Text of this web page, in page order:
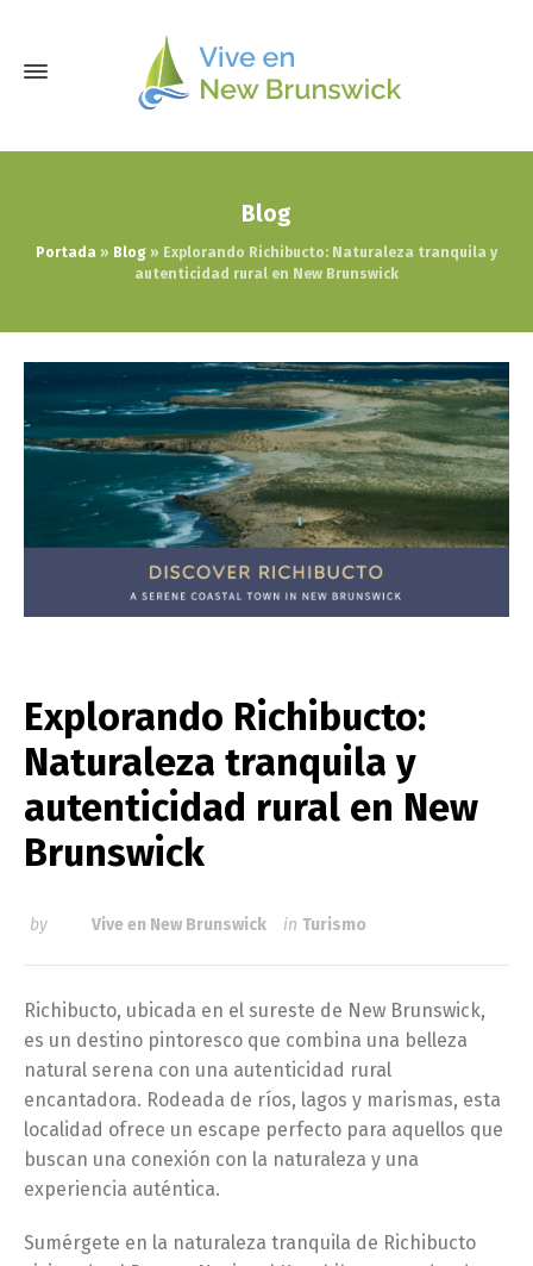
Blog
Portada » Blog » Explorando Richibucto: Naturaleza tranquila y
autenticidad rural en New Brunswick
Explorando Richibucto:
Naturaleza tranquila y
autenticidad rural en New
Brunswick
by Vive en New Brunswick in Turismo
Richibucto, ubicada en el sureste de New Brunswick,
es un destino pintoresco que combina una belleza
natural serena con una autenticidad rural
encantadora. Rodeada de ríos, lagos y marismas, esta
localidad ofrece un escape perfecto para aquellos que
buscan una conexión con la naturaleza y una
experiencia auténtica.
Sumérgete en la naturaleza tranquila de Richibucto